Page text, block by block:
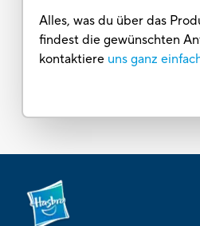
Alles, was du über das
findest die gewünschten
kontaktiere uns ganz